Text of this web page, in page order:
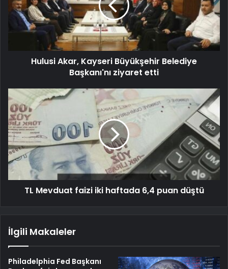
Hulusi Akar, Kayseri Büyükşehir Belediye
Başkanı'nı ziyaret etti
TL Mevduat faizi iki haftada 6,4 puan düştü
İlgili Makaleler
Philadelphia Fed Başkanı